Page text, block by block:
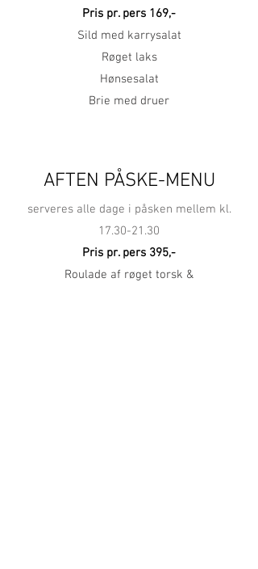
Pris pr. pers 169,-
Sild med karrysalat
Røget laks
Hønsesalat
Brie med druer
AFTEN PÅSKE-MENU
serveres alle dage i påsken mellem kl.
17.30-21.30
Pris pr. pers 395,-
Roulade af røget torsk &